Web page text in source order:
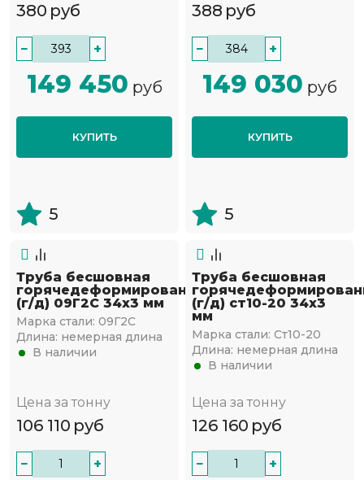
380 руб
− +
149 450 руб
КУПИТЬ
5
388 руб
− +
149 030 руб
КУПИТЬ
5
Труба бесшовная
горячедеформированная
(г/д) 09Г2С 34х3 мм
Марка стали: 09Г2С
Длина: немерная длина
В наличии
Цена за тонну
106 110 руб
− +
Труба бесшовная
(г/д) ст10-20 34х3
мм
Марка стали: Ст10-20
Длина: немерная длина
В наличии
Цена за тонну
126 160 руб
− +